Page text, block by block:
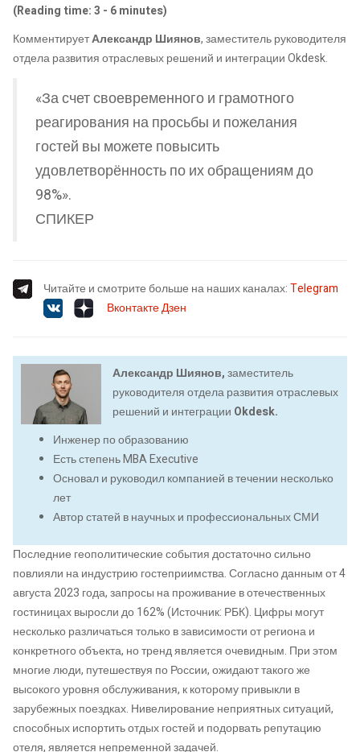
(Reading time: 3 - 6 minutes)
КомментируетАлександр Шиянов, заместитель руководителя
отдела развития отраслевых решений и интеграции Okdesk.
«За счет своевременного и грамотного
реагирования на просьбы и пожелания
гостей вы можете повысить
удовлетворённость по их обращениям до
98%».
СПИКЕР
Читайте и смотрите больше на наших каналах:Telegram
ВконтактеДзен
Александр Шиянов,заместитель
руководителя отдела развития отраслевых
решений и интеграции Okdesk.
Инженер по образованию
Есть степень MBA Executive
Основал и руководил компанией в течении несколько
лет
Автор статей в научных и профессиональных СМИ
Последние геополитические события достаточно сильно
повлияли на индустрию гостеприимства. Согласно данным от 4
августа 2023 года, запросы на проживание в отечественных
гостиницах выросли до 162% (Источник: РБК). Цифры могут
несколько различаться только в зависимости от региона и
конкретного объекта, но тренд является очевидным. При этом
многие люди, путешествуя по России, ожидают такого же
высокого уровня обслуживания, к которому привыкли в
зарубежных поездках. Нивелирование неприятных ситуаций,
способных испортить отдых гостей и подорвать репутацию
отеля, является непременной задачей.